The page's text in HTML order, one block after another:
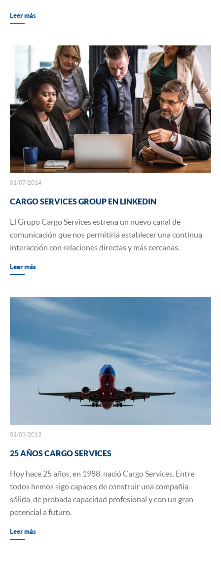
Leer más
01/07/2014
CARGO SERVICES GROUP EN LINKEDIN
El Grupo Cargo Services estrena un nuevo canal de
comunicación que nos permitiriá establecer una continua
interacción con relaciones directas y más cercanas.
Leer más
01/03/2013
25 AÑOS CARGO SERVICES
Hoy hace 25 años, en 1988, nació Cargo Services. Entre
todos hemos sigo capaces de construir una compañia
sólida, de probada capacidad profesional y con un gran
potencial a futuro.
Leer más